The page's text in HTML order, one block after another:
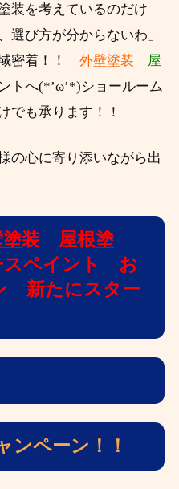
装を考えているのだけ
選び方が分からないわ」
密着！！ 外壁塗装
屋
トへ(*’ω’*)ショールーム
でも承ります！！
の心に寄り添いながら出
塗装 屋根塗
ペイント お
新たにスター
ンペーン！！